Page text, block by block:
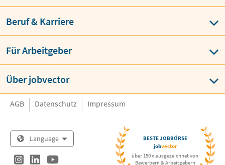
Beruf & Karriere
Für Arbeitgeber
Über jobvector
AGB Datenschutz Impressum
Language
BESTE JOBBÖRSE
jobvector
über 150 x ausgezeichnet von
Bewerbern & Arbeitgebern